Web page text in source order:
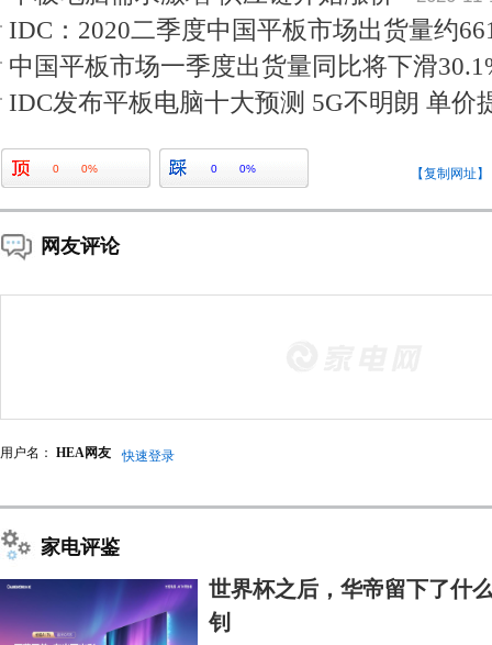
IDC：2020二季度中国平板市场出货量约
中国平板市场一季度出货量同比将下滑
IDC发布平板电脑十大预测 5G不明朗 单价
0 0% 0 0% 【复制网址】
网友评论
用户名： HEA网友 快速登录
家电评鉴
世界杯之后，华帝留下了什
钊